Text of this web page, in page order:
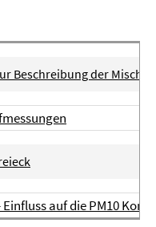
Beschreibung der
auf die PM10